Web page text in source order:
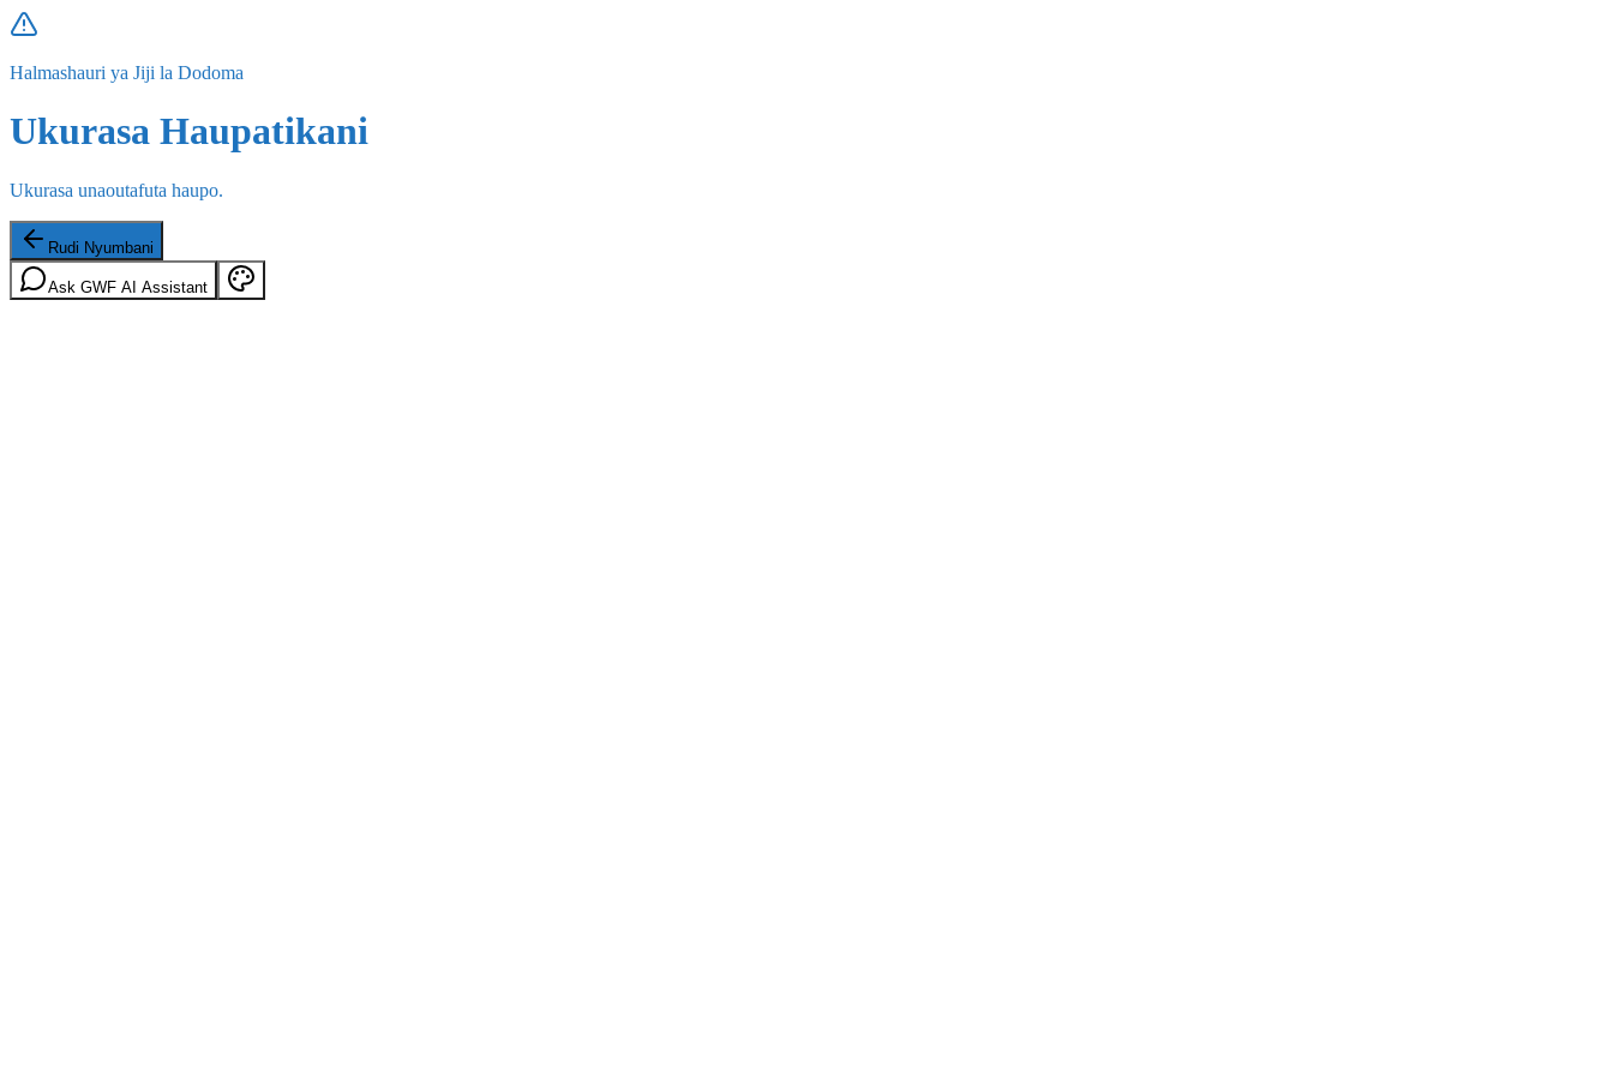
Halmashauri ya Jiji la Dodoma
Ukurasa Haupatikani
Ukurasa unaoutafuta haupo.
Rudi Nyumbani
Ask GWF AI Assistant